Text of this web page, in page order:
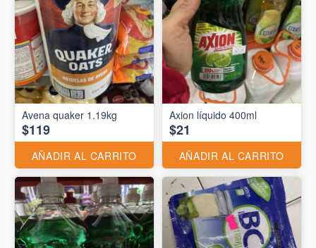
Avena quaker 1.19kg
$119
AÑADIR AL CARRITO
Axion líquido 400ml
$21
AÑADIR AL CARRITO